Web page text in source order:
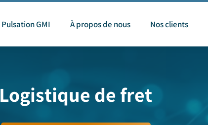
Pulsation GMI À propos de nous Nos clients
Logistique de fret